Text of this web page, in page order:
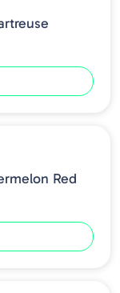
Red